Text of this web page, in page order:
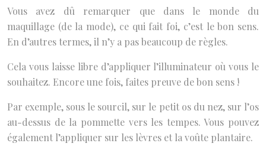
Vous avez dû remarquer que dans le monde du
maquillage (de la mode), ce qui fait foi, c’est le bon sens.
En d’autres termes, il n’y a pas beaucoup de règles.
Cela vous laisse libre d’appliquer l’illuminateur où vous le
souhaitez. Encore une fois, faites preuve de bon sens !
Par exemple, sous le sourcil, sur le petit os du nez, sur l’os
au-dessus de la pommette vers les tempes. Vous pouvez
également l’appliquer sur les lèvres et la voûte plantaire.